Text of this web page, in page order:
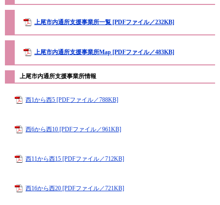
上尾市内通所支援事業所一覧 [PDFファイル／232KB]
上尾市内通所支援事業所Map [PDFファイル／483KB]
上尾市内通所支援事業所情報
西1から西5 [PDFファイル／788KB]
西6から西10 [PDFファイル／961KB]
西11から西15 [PDFファイル／712KB]
西16から西20 [PDFファイル／721KB]